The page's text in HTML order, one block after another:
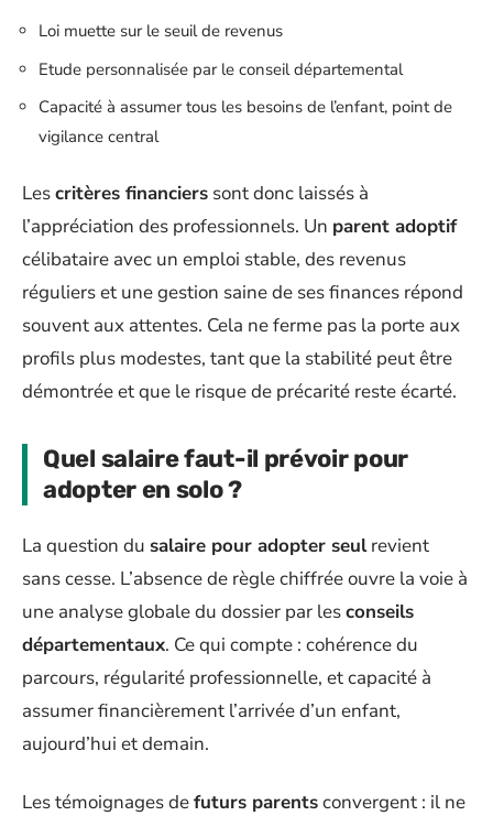
Loi muette sur le seuil de revenus
Etude personnalisée par le conseil départemental
Capacité à assumer tous les besoins de l’enfant, point de
vigilance central
Lescritères financiers sont donc laissés à
l’appréciation des professionnels. Un parent adoptif
célibataire avec un emploi stable, des revenus
réguliers et une gestion saine de ses finances répond
souvent aux attentes. Cela ne ferme pas la porte aux
profils plus modestes, tant que la stabilité peut être
démontrée et que le risque de précarité reste écarté.
Quel salaire faut-il prévoir pour
adopter en solo ?
La question du salaire pour adopter seulrevient
sans cesse. L’absence de règle chiffrée ouvre la voie à
une analyse globale du dossier par lesconseils
départementaux. Ce qui compte : cohérence du
parcours, régularité professionnelle, et capacité à
assumer financièrement l’arrivée d’un enfant,
aujourd’hui et demain.
Les témoignages defuturs parentsconvergent : il ne